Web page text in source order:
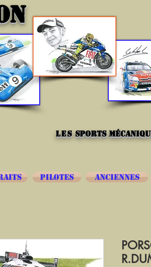
lessports
ANCIENNES
PILOTES